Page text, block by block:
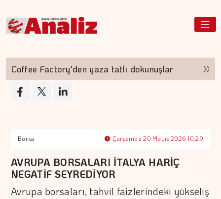
Factory'den yaza tatlı dokunuşlar
Borsa Çarşamba 20 Mayıs 2026 10:29
AVRUPA BORSALARI İTALYA HARİÇ
NEGATİF SEYREDİYOR
Avrupa borsaları, tahvil faizlerindeki yükseliş